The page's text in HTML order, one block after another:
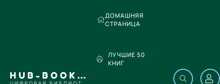
HUB-BOOKS.COM
ДОМАШНЯЯ
СТРАНИЦА
ЛУЧШИЕ 50
КНИГ